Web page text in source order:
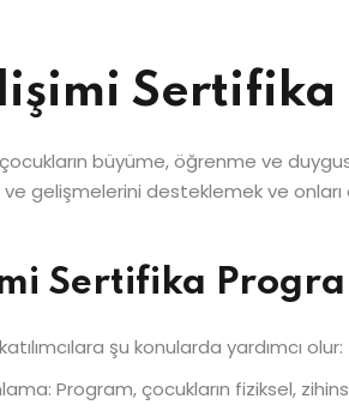
Sertifika
büyüme, öğrenme ve
ve gelişmelerini desteklemek ve
Sertifika
şu konularda yardımcı olur:
Program, çocukların fiziksel,